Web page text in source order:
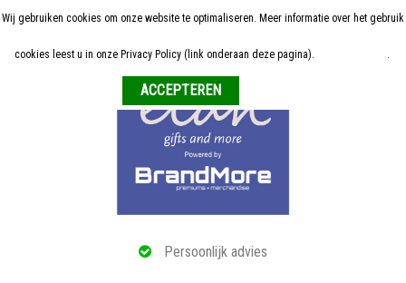
Persoonlijk advies
Home
ALLE RELATIEGESCHENKEN
Wij gebruiken cookies om onze website te optimaliseren. Meer informatie over het gebruik
cookies leest u in onze Privacy Policy (link onderaan deze pagina). .